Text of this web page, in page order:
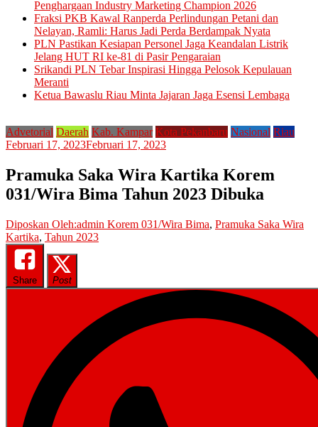
Penghargaan Industry Marketing Champion 2026
Fraksi PKB Kawal Ranperda Perlindungan Petani dan
Nelayan, Ramli: Harus Jadi Perda Berdampak Nyata
PLN Pastikan Kesiapan Personel Jaga Keandalan Listrik
Jelang HUT RI ke-81 di Pasir Pengaraian
Srikandi PLN Tebar Inspirasi Hingga Pelosok Kepulauan
Meranti
Ketua Bawaslu Riau Minta Jajaran Jaga Esensi Lembaga
Advetorial Daerah Kab. Kampar Kota Pekanbaru Nasional Riau
Februari 17, 2023Februari 17, 2023
Pramuka Saka Wira Kartika Korem
031/Wira Bima Tahun 2023 Dibuka
Diposkan Oleh:admin Korem 031/Wira Bima, Pramuka Saka Wira
Kartika, Tahun 2023
Share Post